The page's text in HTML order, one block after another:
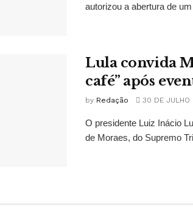
autorizou a abertura de
Lula convida
café” após
by Redação 30 DE JULHO
O presidente Luiz Inácio
de Moraes, do Supremo